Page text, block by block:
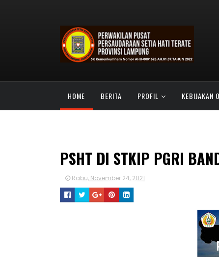
HOME BERITA PROFIL KEBIJAKAN
PSHT DI STKIP PGRI
Rabu, November 24, 2021